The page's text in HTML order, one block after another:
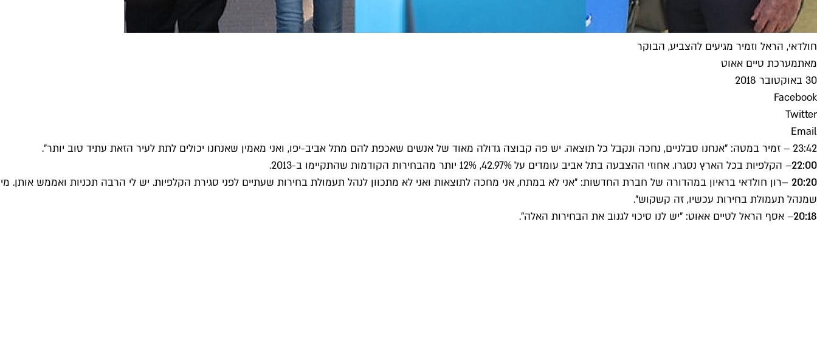
חולדאי, הראל וזמיר מגיעים להצביע, הבוקר
מאתמערכת טיים אאוט
30 באוקטובר 2018
Facebook
Twitter
Email
23:42 – זמיר במטה: "אנחנו סבלניים, נחכה ונקבל כל תוצאה. יש פה קבוצה גדולה מאוד של אנשים שאכפת להם מתל אביב-יפו, ואני מאמין שאנחנו יכולים לתת לעיר הזאת עתיד טוב יותר".
22:00– הקלפיות בכל הארץ נסגרו. אחוזי ההצבעה בתל אביב עומדים על 42.97%, 12% יותר מהבחירות הקודמות שהתקיימו ב-2013.
20:20 –
רון חולדאי בראיון במהדורה של חברת החדשות: "אני לא במתח, אני מחכה לתוצאות ואני לא מתכוון לנהל תעמולת בחירות שעתיים לפני סגירת הקלפיות. יש לי הרבה תכניות ואממש אותן. מי
שמנהל תעמולת בחירות עכשיו, זה קשקוש".
20:18– אסף הראל לטיים אאוט: "יש לנו סיכוי לגנוב את הבחירות האלה".